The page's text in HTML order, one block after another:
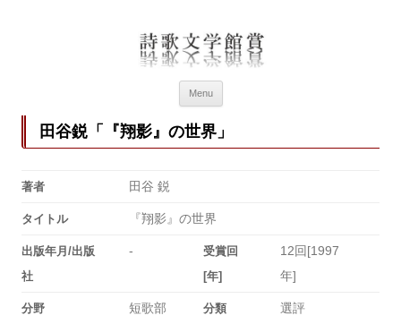
詩歌文学館賞
Menu
田谷鋭「『翔影』の世界」
著者 田谷 鋭
タイトル 『翔影』の世界
出版年月/出版
社
-
受賞回
[年]
12回[1997
年]
分野
短歌部
分類 選評